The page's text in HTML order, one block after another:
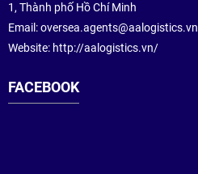
1, Thành phố Hồ Chí Minh
Email:oversea.agents@aalogistics.vn
Website: http://aalogistics.vn/
FACEBOOK